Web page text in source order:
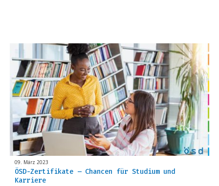
09. März 2023
ÖSD-Zertifikate – Chancen für Studium und
Karriere